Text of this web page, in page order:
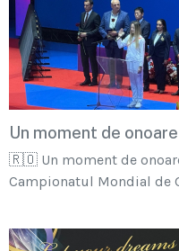
Un moment de onoare
🇷🇴 Un moment de
Campionatul Mondial de